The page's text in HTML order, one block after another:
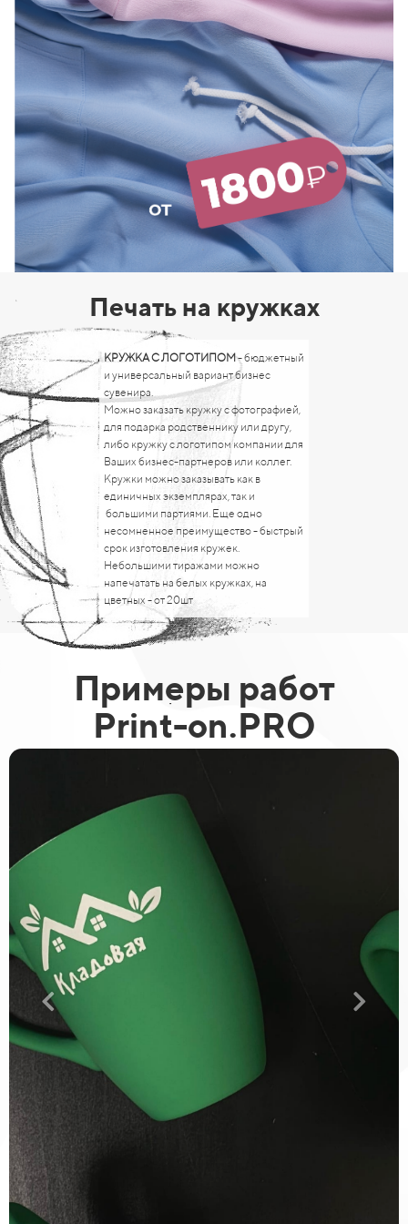
Печать на кружках
КРУЖКА С ЛОГОТИПОМ- бюджетный
и универсальный вариант бизнес
сувенира.
Можно заказать кружку с фотографией,
для подарка родственнику или другу,
либо кружку с логотипом компании для
Ваших бизнес-партнеров или коллег.
Кружки можно заказывать как в
единичных экземплярах, так и
большими партиями. Еще одно
несомненное преимущество - быстрый
срок изготовления кружек.
Небольшими тиражами можно
напечатать на белых кружках, на
цветных - от 20шт
Примеры работ
Print-on.PRO